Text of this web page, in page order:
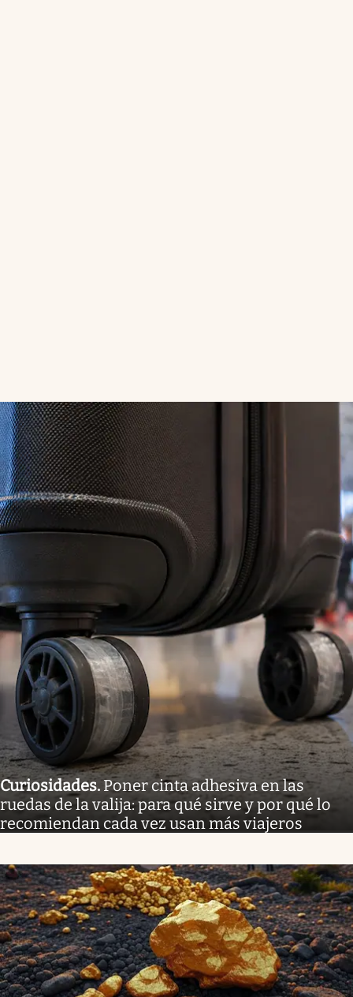
Curiosidades. Poner cinta adhesiva en las
ruedas de la valija: para qué sirve y por qué lo
recomiendan cada vez usan más viajeros